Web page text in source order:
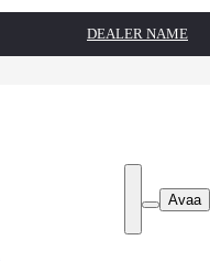
DEALER NAME
Avaa